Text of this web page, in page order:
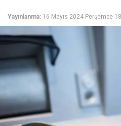
Yayınlanma: 16 Mayıs 2024 Perşembe